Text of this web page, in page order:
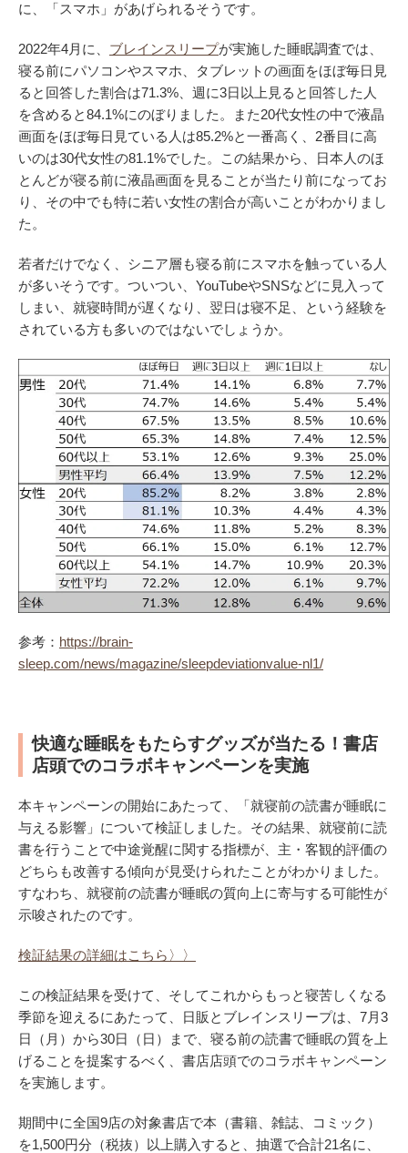
に、「スマホ」があげられるそうです。
2022年4月に、 ブレインスリープが実施した睡眠調査では、
寝る前にパソコンやスマホ、タブレットの画面をほぼ毎日見
ると回答した割合は71.3%、週に3日以上見ると回答した人
を含めると84.1%にのぼりました。また20代女性の中で液晶
画面をほぼ毎日見ている人は85.2%と一番高く、2番目に高
いのは30代女性の81.1%でした。この結果から、日本人のほ
とんどが寝る前に液晶画面を見ることが当たり前になってお
り、その中でも特に若い女性の割合が高いことがわかりまし
た。
若者だけでなく、シニア層も寝る前にスマホを触っている人
が多いそうです。ついつい、YouTubeやSNSなどに見入って
しまい、就寝時間が遅くなり、翌日は寝不足、という経験を
されている方も多いのではないでしょうか。
参考： https://brain-
sleep.com/news/magazine/sleepdeviationvalue-nl1/
快適な睡眠をもたらすグッズが当たる！書店
店頭でのコラボキャンペーンを実施
本キャンペーンの開始にあたって、「就寝前の読書が睡眠に
与える影響」について検証しました。その結果、就寝前に読
書を行うことで中途覚醒に関する指標が、主・客観的評価の
どちらも改善する傾向が見受けられたことがわかりました。
すなわち、就寝前の読書が睡眠の質向上に寄与する可能性が
示唆されたのです。
検証結果の詳細はこちら〉〉
この検証結果を受けて、そしてこれからもっと寝苦しくなる
季節を迎えるにあたって、日販とブレインスリープは、7月3
日（月）から30日（日）まで、寝る前の読書で睡眠の質を上
げることを提案するべく、書店店頭でのコラボキャンペーン
を実施します。
期間中に全国9店の対象書店で本（書籍、雑誌、コミック）
を1,500円分（税抜）以上購入すると、抽選で合計21名に、